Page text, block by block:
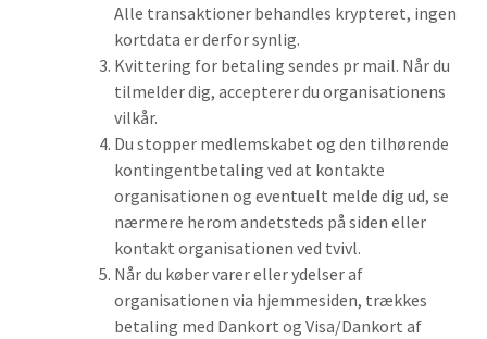
Alle transaktioner behandles krypteret, ingen
kortdata er derfor synlig.
Kvittering for betaling sendes pr mail. Når du
tilmelder dig, accepterer du organisationens
vilkår.
Du stopper medlemskabet og den tilhørende
kontingentbetaling ved at kontakte
organisationen og eventuelt melde dig ud, se
nærmere herom andetsteds på siden eller
kontakt organisationen ved tvivl.
Når du køber varer eller ydelser af
organisationen via hjemmesiden, trækkes
betaling med Dankort og Visa/Dankort af